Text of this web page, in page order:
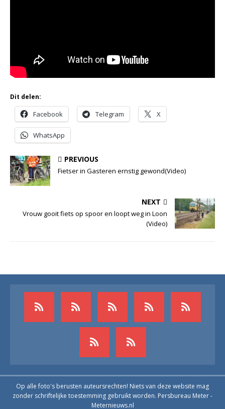
Dit delen:
Facebook Telegram X
WhatsApp
PREVIOUS
Fietser in Gasteren ernstig gewond(Video)
NEXT
Vrouw gooit fiets op spoor en loopt weg in Loon
(Video)
Op alle foto's berusten auteursrechten! Niets van deze website mag
zonder schriftelijke toestemming gebruikt worden. Persbureau Meter -
Meternieuws.nl